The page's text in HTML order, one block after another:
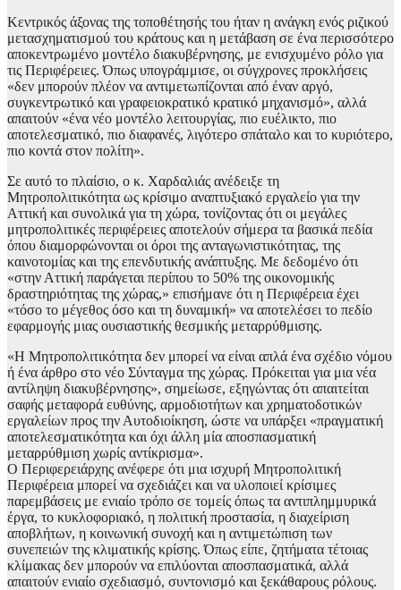
Κεντρικός άξονας της τοποθέτησής του ήταν η ανάγκη ενός ριζικού
μετασχηματισμού του κράτους και η μετάβαση σε ένα περισσότερο
αποκεντρωμένο μοντέλο διακυβέρνησης, με ενισχυμένο ρόλο για
τις Περιφέρειες. Όπως υπογράμμισε, οι σύγχρονες προκλήσεις
«δεν μπορούν πλέον να αντιμετωπίζονται από έναν αργό,
συγκεντρωτικό και γραφειοκρατικό κρατικό μηχανισμό», αλλά
απαιτούν «ένα νέο μοντέλο λειτουργίας, πιο ευέλικτο, πιο
αποτελεσματικό, πιο διαφανές, λιγότερο σπάταλο και το κυριότερο,
πιο κοντά στον πολίτη».
Σε αυτό το πλαίσιο, ο κ. Χαρδαλιάς ανέδειξε τη
Μητροπολιτικότητα ως κρίσιμο αναπτυξιακό εργαλείο για την
Αττική και συνολικά για τη χώρα, τονίζοντας ότι οι μεγάλες
μητροπολιτικές περιφέρειες αποτελούν σήμερα τα βασικά πεδία
όπου διαμορφώνονται οι όροι της ανταγωνιστικότητας, της
καινοτομίας και της επενδυτικής ανάπτυξης. Με δεδομένο ότι
«στην Αττική παράγεται περίπου το 50% της οικονομικής
δραστηριότητας της χώρας,» επισήμανε ότι η Περιφέρεια έχει
«τόσο το μέγεθος όσο και τη δυναμική» να αποτελέσει το πεδίο
εφαρμογής μιας ουσιαστικής θεσμικής μεταρρύθμισης.
«Η Μητροπολιτικότητα δεν μπορεί να είναι απλά ένα σχέδιο νόμου
ή ένα άρθρο στο νέο Σύνταγμα της χώρας. Πρόκειται για μια νέα
αντίληψη διακυβέρνησης», σημείωσε, εξηγώντας ότι απαιτείται
σαφής μεταφορά ευθύνης, αρμοδιοτήτων και χρηματοδοτικών
εργαλείων προς την Αυτοδιοίκηση, ώστε να υπάρξει «πραγματική
αποτελεσματικότητα και όχι άλλη μία αποσπασματική
μεταρρύθμιση χωρίς αντίκρισμα».
Ο Περιφερειάρχης ανέφερε ότι μια ισχυρή Μητροπολιτική
Περιφέρεια μπορεί να σχεδιάζει και να υλοποιεί κρίσιμες
παρεμβάσεις με ενιαίο τρόπο σε τομείς όπως τα αντιπλημμυρικά
έργα, το κυκλοφοριακό, η πολιτική προστασία, η διαχείριση
αποβλήτων, η κοινωνική συνοχή και η αντιμετώπιση των
συνεπειών της κλιματικής κρίσης. Όπως είπε, ζητήματα τέτοιας
κλίμακας δεν μπορούν να επιλύονται αποσπασματικά, αλλά
απαιτούν ενιαίο σχεδιασμό, συντονισμό και ξεκάθαρους ρόλους.